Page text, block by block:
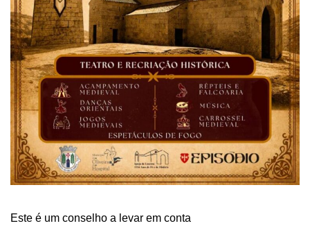
Este é um conselho a levar em conta